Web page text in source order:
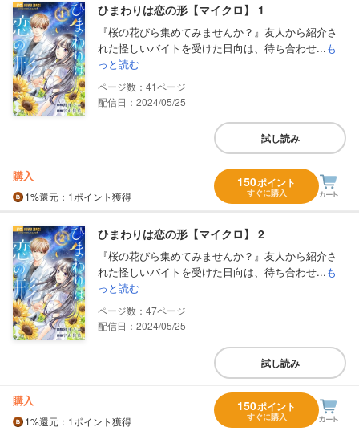
ひまわりは恋の形【マイクロ】 1
『桜の花びら集めてみませんか？』友人から紹介さ
れた怪しいバイトを受けた日向は、待ち合わせ...も
っと読む
41
配信日：2024/05/25
試し読み
購入
1%還元 ：1ポイント獲得
150ポイント
すぐに購入
ひまわりは恋の形【マイクロ】 2
『桜の花びら集めてみませんか？』友人から紹介さ
れた怪しいバイトを受けた日向は、待ち合わせ...も
っと読む
47
配信日：2024/05/25
試し読み
購入
1%還元 ：1ポイント獲得
150ポイント
すぐに購入